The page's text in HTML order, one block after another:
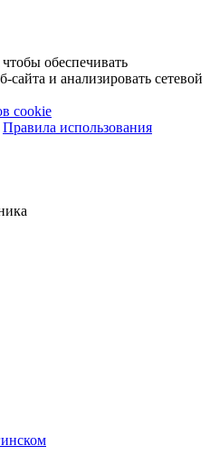
обеспечивать
и анализировать сетевой
cookie
Правила использования